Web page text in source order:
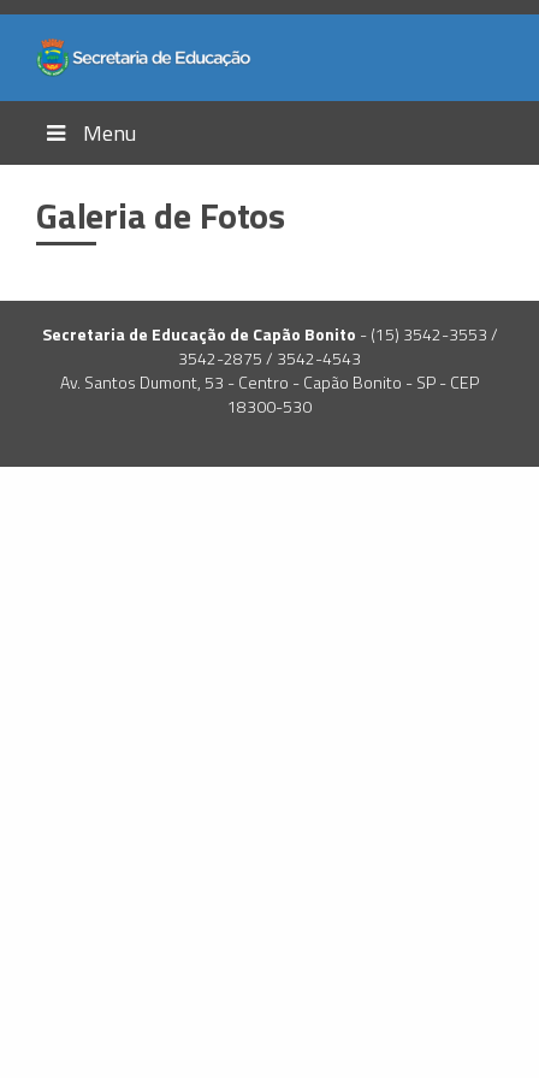
Menu
Galeria de Fotos
Secretaria de Educação de Capão Bonito - (15) 3542-3553 /
3542-2875 / 3542-4543
Av. Santos Dumont, 53 - Centro - Capão Bonito - SP - CEP
18300-530